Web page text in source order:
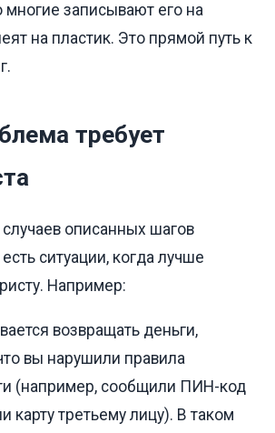
многие записывают его на
на пластик. Это прямой путь к
требует
описанных шагов
ситуации, когда лучше
Например:
возвращать деньги,
вы нарушили правила
(например, сообщили ПИН-код
карту третьему лицу). В таком